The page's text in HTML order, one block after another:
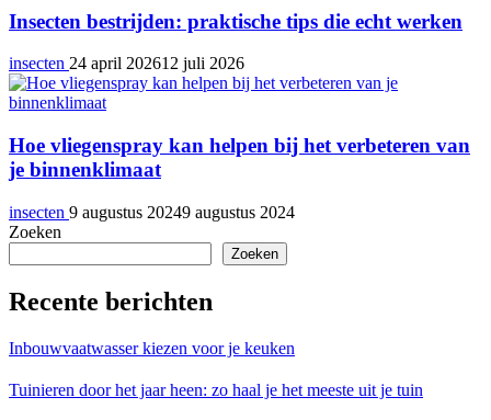
Insecten bestrijden: praktische tips die echt werken
insecten 24 april 202612 juli 2026
Hoe vliegenspray kan helpen bij het verbeteren van
je binnenklimaat
insecten 9 augustus 20249 augustus 2024
Zoeken
Zoeken
Recente berichten
Inbouwvaatwasser kiezen voor je keuken
Tuinieren door het jaar heen: zo haal je het meeste uit je tuin